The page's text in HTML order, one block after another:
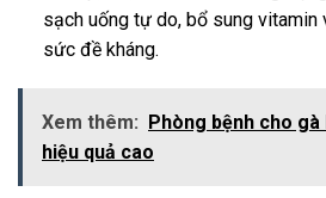
sạch uống tự do, bổ sung vitamin
sức đề kháng.
Xem thêm:
Phòng bệnh cho
hiệu quả cao